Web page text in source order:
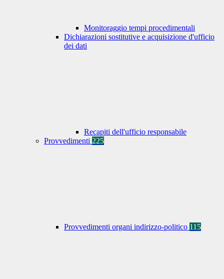
Monitoraggio tempi procedimentali
Dichiarazioni sostitutive e acquisizione d'ufficio
dei dati
Recapiti dell'ufficio responsabile
Provvedimenti 225
Provvedimenti organi indirizzo-politico 115